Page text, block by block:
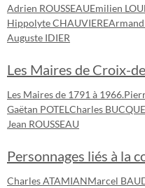
Adrien ROUSSEAUEmilien
Hippolyte CHAUVIEREArmand
Auguste IDIER
Les Maires de Croix-
Les Maires de 1791 à 1966.
Gaëtan POTEL Charles
Jean ROUSSEAU
Personnages liés à la
Charles ATAMIANMarcel